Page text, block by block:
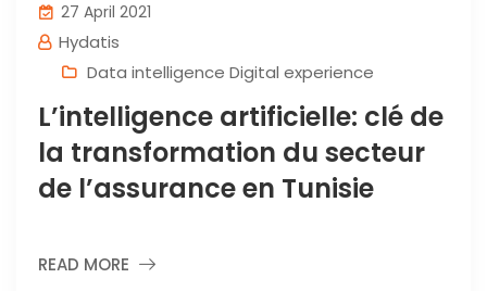
27 April 2021
Hydatis
Data intelligence Digital experience
L’intelligence artificielle: clé de
la transformation du secteur
de l’assurance en Tunisie
READ MORE